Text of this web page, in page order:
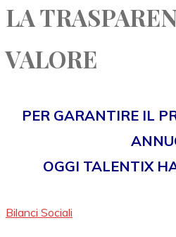
LA
VALORE
PER GARANTIRE IL
OGGI TALENTIX
Bilanci Sociali